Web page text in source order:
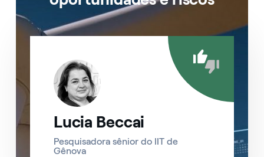
Lucia Beccai
Pesquisadora sênior do IIT de
Gênova